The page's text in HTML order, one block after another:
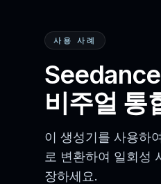
사용 사례
비주얼 통
이 생성기를 사용하
로 변환하여 일회성
장하세요.